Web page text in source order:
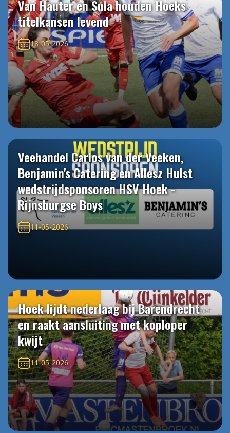
Van Hauter en Sula houden Hoeks
titelkansen levend
18-05-2026
Veehandel Carlos van der Veeken,
Benjamin's Catering en Allesz Hulst
wedstrijdsponsoren HSV Hoek -
Rijnsburgse Boys
11-05-2026
Hoek lijdt nederlaag bij Barendrecht
en raakt aansluiting met koploper
kwijt
11-05-2026